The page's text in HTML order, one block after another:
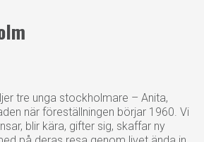
tre unga stockholmare – Anita,
när föreställningen börjar 1960. Vi
blir kära, gifter sig, skaffar ny